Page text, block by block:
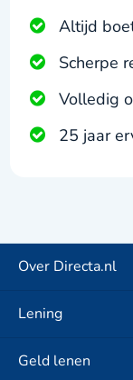
Altijd
Scherpe
Volledig
25 jaar
Over Directa.nl
Lening
Geld lenen